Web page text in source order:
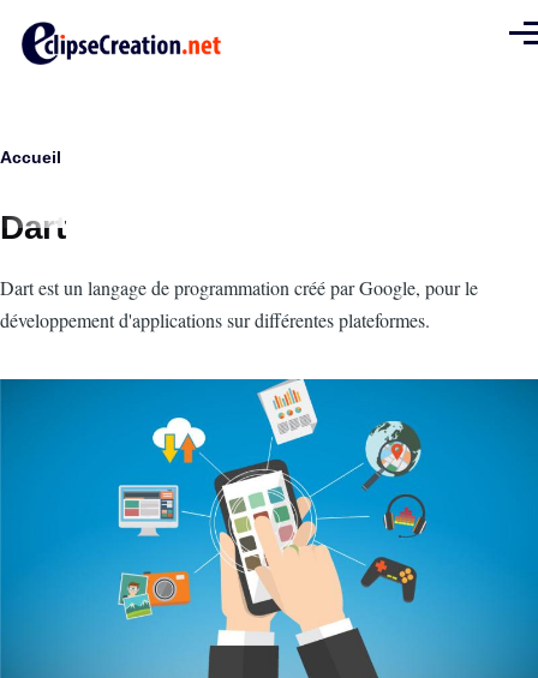
Fil
Accueil
Dart
Intro
Dart est un langage de programmation créé par Google, pour le
développement d'applications sur différentes plateformes.